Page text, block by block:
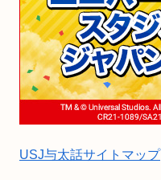
USJ与太話サイトマップ